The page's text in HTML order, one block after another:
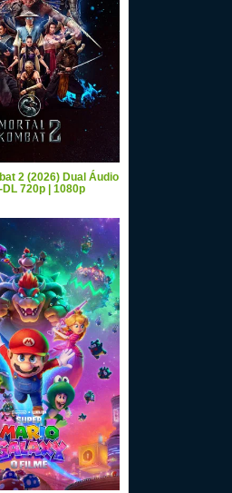
2 (2026) Dual Áudio
DL 720p | 1080p